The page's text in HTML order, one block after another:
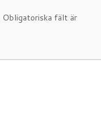
Obligatoriska fält är